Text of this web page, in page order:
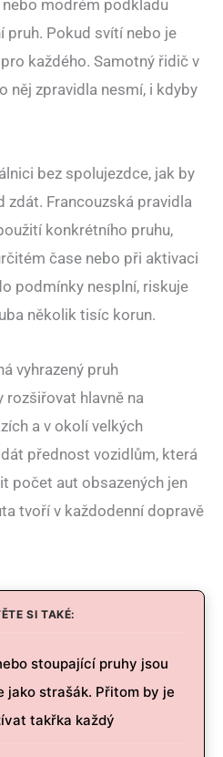
modrém podkladu
pruh. Pokud svítí nebo je
každého. Samotný řidič v
něj zpravidla nesmí, i kdyby
bez spolujezdce, jak by
zdát. Francouzská pravidla
konkrétního pruhu,
čase nebo při aktivaci
podmínky nesplní, riskuje
několik tisíc korun.
vyhrazený pruh
rozšiřovat hlavně na
a v okolí velkých
přednost vozidlům, která
počet aut obsazených jen
tvoří v každodenní dopravě
SI TAKÉ:
stoupající pruhy jsou
jako strašák. Přitom by je
takřka každý